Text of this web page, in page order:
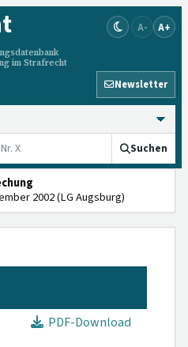
im Strafrecht
A- A+
Newsletter
Suchen
2002 (LG Augsburg)
PDF-Download